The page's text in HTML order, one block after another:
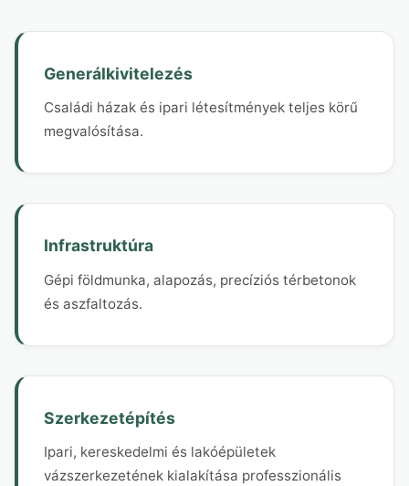
Generálkivitelezés
Családi házak és ipari létesítmények teljes körű
megvalósítása.
Infrastruktúra
Gépi földmunka, alapozás, precíziós térbetonok
és aszfaltozás.
Szerkezetépítés
Ipari, kereskedelmi és lakóépületek
vázszerkezetének kialakítása professzionális